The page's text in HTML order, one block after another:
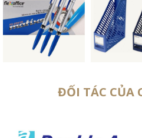
ĐỐI TÁC CỦA